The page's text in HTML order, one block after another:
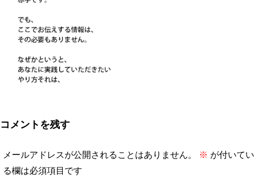
コメントを残す
メールアドレスが公開されることはありません。 ※ が付いてい
る欄は必須項目です